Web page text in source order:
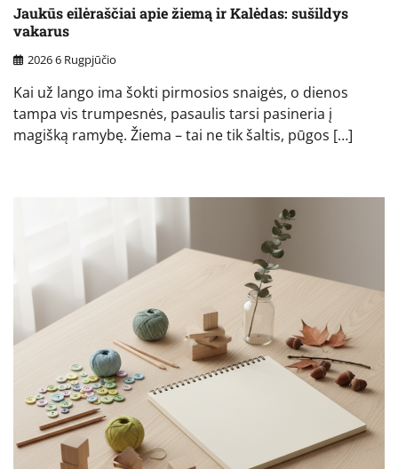
Jaukūs eilėraščiai apie žiemą ir Kalėdas: sušildys
vakarus
2026 6 Rugpjūčio
Kai už lango ima šokti pirmosios snaigės, o dienos
tampa vis trumpesnės, pasaulis tarsi pasineria į
magišką ramybę. Žiema – tai ne tik šaltis, pūgos […]